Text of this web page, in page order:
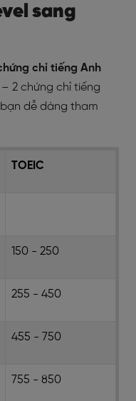
sang
chỉ tiếng Anh
– 2 chứng chỉ tiếng
dễ dàng tham
TOEIC
150 - 250
255 - 450
455 - 750
755 - 850